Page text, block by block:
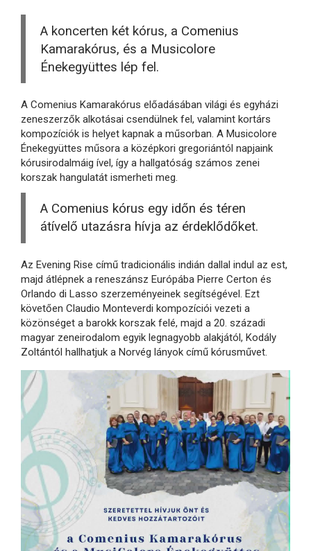
A koncerten két kórus, a Comenius
Kamarakórus, és a Musicolore
Énekegyüttes lép fel.
A Comenius Kamarakórus előadásában világi és egyházi
zeneszerzők alkotásai csendülnek fel, valamint kortárs
kompozíciók is helyet kapnak a műsorban. A Musicolore
Énekegyüttes műsora a középkori gregoriántól napjaink
kórusirodalmáig ível, így a hallgatóság számos zenei
korszak hangulatát ismerheti meg.
A Comenius kórus egy időn és téren
átívelő utazásra hívja az érdeklődőket.
Az Evening Rise című tradicionális indián dallal indul az est,
majd átlépnek a reneszánsz Európába Pierre Certon és
Orlando di Lasso szerzeményeinek segítségével. Ezt
követően Claudio Monteverdi kompozíciói vezeti a
közönséget a barokk korszak felé, majd a 20. századi
magyar zeneirodalom egyik legnagyobb alakjától, Kodály
Zoltántól hallhatjuk a Norvég lányok című kórusművet.